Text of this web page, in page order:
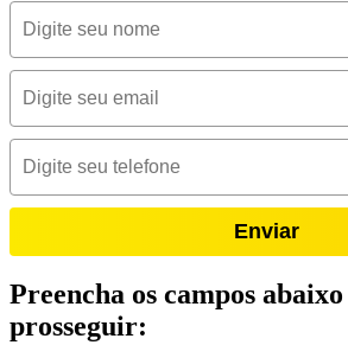
Enviar
Preencha os campos
prosseguir: